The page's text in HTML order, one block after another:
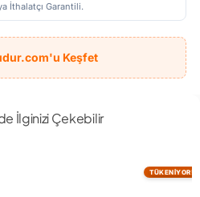
İthalatçı Garantili.
Keşfet
İlginizi Çekebilir
TÜKENİYOR!